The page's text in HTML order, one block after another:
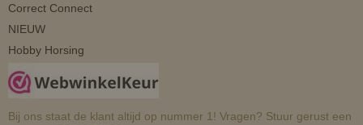
Correct Connect
NIEUW
Hobby Horsing
Bij ons staat de klant altijd op nummer 1! Vragen? Stuur gerust een